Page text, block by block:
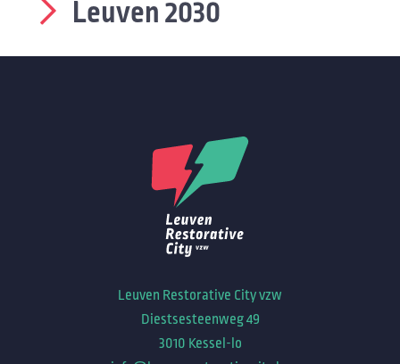
Leuven 2030
Leuven Restorative City vzw
Diestsesteenweg 49
3010 Kessel-lo